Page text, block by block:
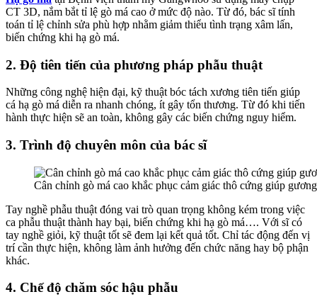
CT 3D, nắm bắt tỉ lệ gò má cao ở mức độ nào. Từ đó, bác sĩ tính
toán tỉ lệ chỉnh sửa phù hợp nhằm giảm thiểu tình trạng xâm lấn,
biến chứng khi hạ gò má.
2. Độ tiên tiến của phương pháp phẫu thuật
Những công nghệ hiện đại, kỹ thuật bóc tách xương tiên tiến giúp
cá hạ gò má diễn ra nhanh chóng, ít gây tổn thương. Từ đó khi tiến
hành thực hiện sẽ an toàn, không gây các biến chứng nguy hiểm.
3. Trình độ chuyên môn của bác sĩ
Cân chỉnh gò má cao khắc phục cảm giác thô cứng giúp
Tay nghề phẫu thuật đóng vai trò quan trọng không kém trong việc
ca phẫu thuật thành hay bại, biến chứng khi hạ gò má…. Với sĩ có
tay nghề giỏi, kỹ thuật tốt sẽ đem lại kết quả tốt. Chỉ tác động đến vị
trí cần thực hiện, không làm ảnh hưởng đến chức năng hay bộ phận
khác.
4. Chế độ chăm sóc hậu phẫu